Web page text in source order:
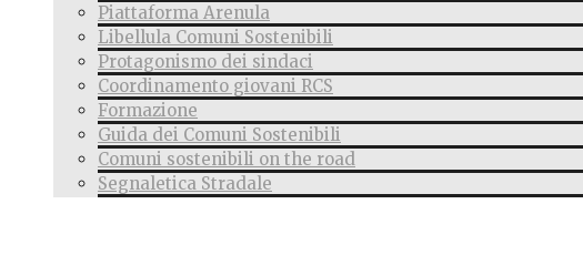
Piattaforma Arenula
Libellula Comuni Sostenibili
Protagonismo dei sindaci
Coordinamento giovani RCS
Formazione
Guida dei Comuni Sostenibili
Comuni sostenibili on the road
Segnaletica Stradale